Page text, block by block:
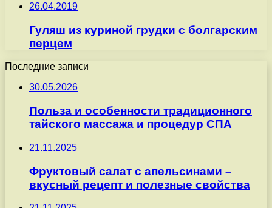
26.04.2019
Гуляш из куриной грудки с болгарским
перцем
Последние записи
30.05.2026
Польза и особенности традиционного
тайского массажа и процедур СПА
21.11.2025
Фруктовый салат с апельсинами –
вкусный рецепт и полезные свойства